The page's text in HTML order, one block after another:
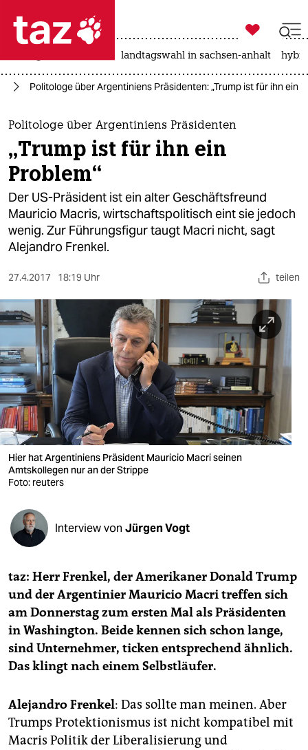
 taz zahl ich
taz zahl ich
themen
politik
öko
gesellschaft
kultur
sport
berlin
nord
wahrheit
verlag
verlag
veranstaltungen
shop
fragen & hilfe
unterstützen
genossenschaft
epaper login

taz zahl ich
landtagswahl in sachsen-anhalt
Politologe über Argentiniens Präsidenten: „Trump ist für ihn ein
Politologe über Argentiniens Präsidenten
„Trump ist für ihn ein
Problem“
Der US-Präsident ist ein alter Geschäftsfreund
Mauricio Macris, wirtschaftspolitisch eint sie jedoch
wenig. Zur Führungsfigur taugt Macri nicht, sagt
Alejandro Frenkel.
27.4.2017 18:19 Uhr teilen
Hier hat Argentiniens Präsident Mauricio Macri seinen
Amtskollegen nur an der Strippe
Foto: reuters
Interview von Jürgen Vogt
taz: Herr Frenkel, der Amerikaner Donald Trump
und der Argentinier Mauricio Macri treffen sich
am Donnerstag zum ersten Mal als Präsidenten
in Washington. Beide kennen sich schon lange,
sind Unternehmer, ticken entsprechend ähnlich.
Das klingt nach einem Selbstläufer.
Alejandro Frenkel: Das sollte man meinen. Aber
Trumps Protektionismus ist nicht kompatibel mit
Macris Politik der Liberalisierung und